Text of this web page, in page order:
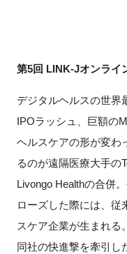
イベント
インタビュー・コラム
ニュース・掲示板
LINK-Jを知る
第5回 LINK-Jオンライ
デジタルヘルスの世界
IPOラッシュ、巨額の
ヘルスケアの形が変わ
るのが遠隔医療大手の
Livongo Healthの合併
ローズした際には、従
スケア企業が生まれる
同社の快進撃を牽引し